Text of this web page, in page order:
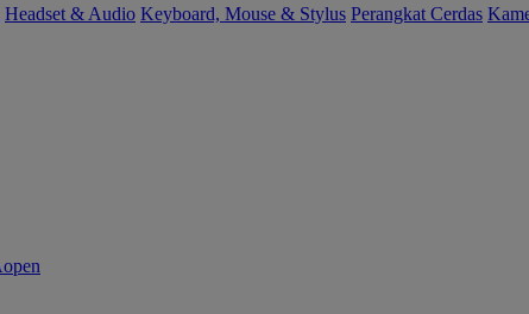
Headset & Audio Keyboard, Mouse & Stylus Perangkat Cerdas